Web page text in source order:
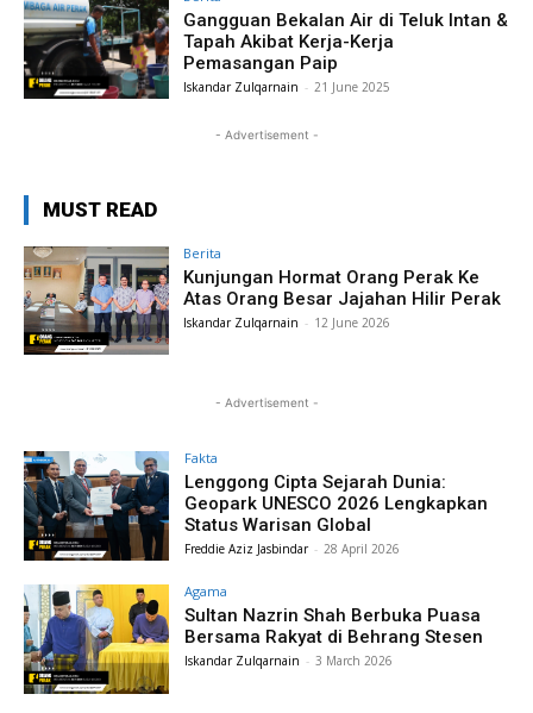
Gangguan Bekalan Air di Teluk Intan &
Tapah Akibat Kerja-Kerja
Pemasangan Paip
Iskandar Zulqarnain - 21 June 2025
- Advertisement -
MUST READ
Berita
Kunjungan Hormat Orang Perak Ke
Atas Orang Besar Jajahan Hilir Perak
Iskandar Zulqarnain - 12 June 2026
- Advertisement -
Fakta
Lenggong Cipta Sejarah Dunia:
Geopark UNESCO 2026 Lengkapkan
Status Warisan Global
Freddie Aziz Jasbindar - 28 April 2026
Agama
Sultan Nazrin Shah Berbuka Puasa
Bersama Rakyat di Behrang Stesen
Iskandar Zulqarnain - 3 March 2026